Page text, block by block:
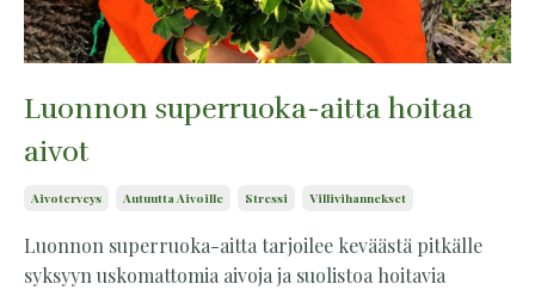
Luonnon superruoka-aitta hoitaa
aivot
Aivoterveys Autuutta Aivoille Stressi Villivihannekset
Luonnon superruoka-aitta tarjoilee keväästä pitkälle
syksyyn uskomattomia aivoja ja suolistoa hoitavia